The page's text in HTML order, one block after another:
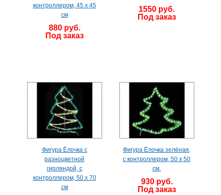
контроллером, 45 x 45
см
880 руб.
Под заказ
1550 руб.
Под заказ
Фигура Ёлочка с
разноцветной
гирляндой, с
контроллером, 50 x 70
см
Фигура Ёлочка зелёная,
с контроллером, 50 x 50
см.
930 руб.
Под заказ